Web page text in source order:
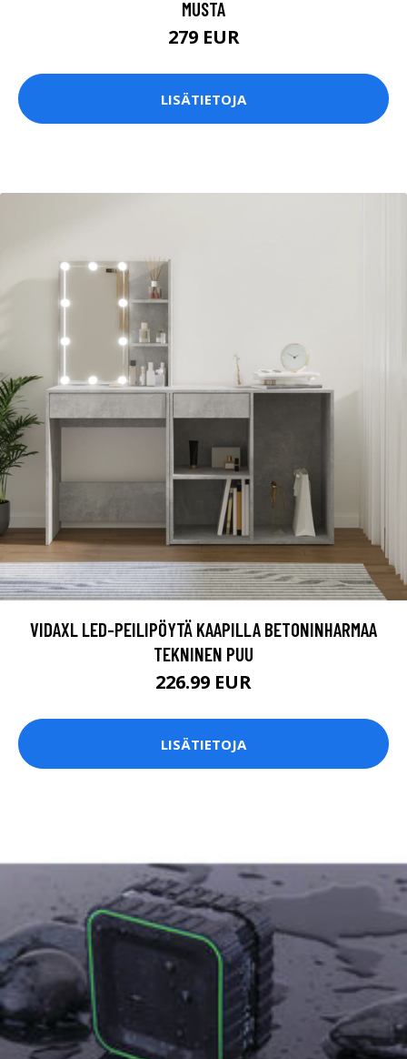
MUSTA
279 EUR
LISÄTIETOJA
VIDAXL LED-PEILIPÖYTÄ KAAPILLA BETONINHARMAA
TEKNINEN PUU
226.99 EUR
LISÄTIETOJA